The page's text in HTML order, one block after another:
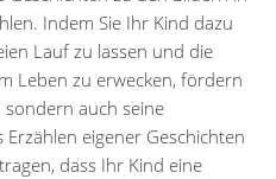
Indem Sie Ihr Kind dazu
Lauf zu lassen und die
Leben zu erwecken, fördern
sondern auch seine
eigener Geschichten
dass Ihr Kind eine